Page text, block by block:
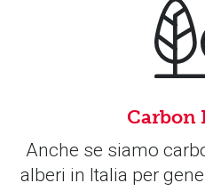
Carbon
Anche se siamo
alberi in Italia per